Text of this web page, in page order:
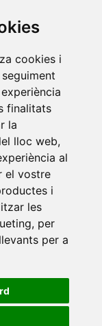
cookies i
finalitats
la
lloc web,
al
el vostre
i
les
, per
per a
d'Alacant
Autònoma de
•
Universitat
de Girona
Universitat
Jaume I
Hernández
Ramon Llull
de Sàsser